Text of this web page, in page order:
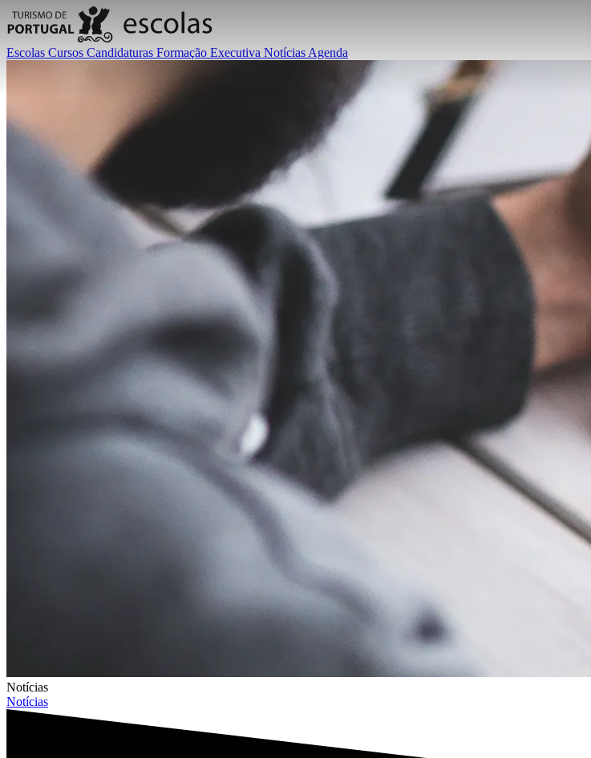
Escolas Cursos Candidaturas Formação Executiva Notícias Agenda
Notícias
Notícias